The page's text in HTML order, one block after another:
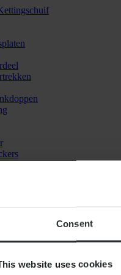
Consent
website uses cookies